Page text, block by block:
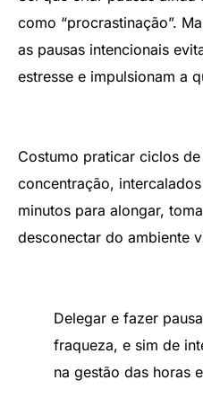
como “procrastinação”.
as pausas intencionais
estresse e impulsionam a
Costumo praticar ciclos
concentração,
minutos para alongar,
desconectar do ambiente
Delegar e fazer
fraqueza, e sim de
na gestão das horas